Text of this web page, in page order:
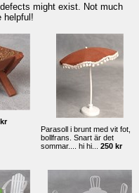
might exist. Not much
helpful!
Parasoll i brunt med vit fot,
bollfrans. Snart är det
sommar.... hi hi... 250 kr